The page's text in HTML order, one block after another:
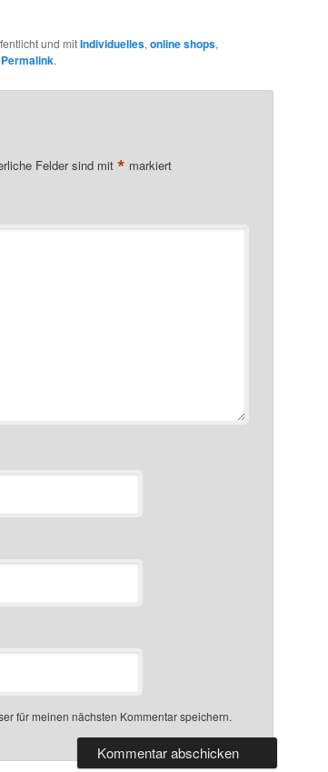
und mitIndividuelles, online shops,
Permalink.
Felder sind mit * markiert
für meinen nächsten Kommentar speichern.